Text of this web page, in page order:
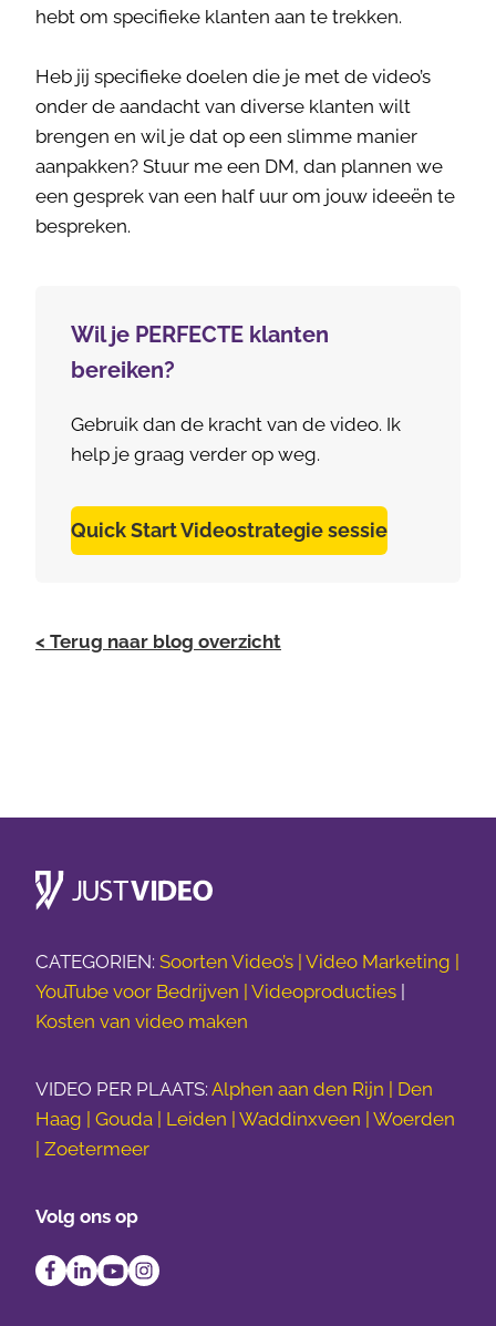
hebt om specifieke klanten aan te trekken.
Heb jij specifieke doelen die je met de video’s
onder de aandacht van diverse klanten wilt
brengen en wil je dat op een slimme manier
aanpakken? Stuur me een DM, dan plannen we
een gesprek van een half uur om jouw ideeën te
bespreken.
Wil je PERFECTE klanten
bereiken?
Gebruik dan de kracht van de video. Ik
help je graag verder op weg.
Quick Start Videostrategie sessie
< Terug naar blog overzicht
CATEGORIEN: Soorten Video’s | Video Marketing |
YouTube voor Bedrijven | Videoproducties
Kosten van video maken
VIDEO PER PLAATS: Alphen aan den Rijn | Den
Haag | Gouda | Leiden | Waddinxveen | Woerden
| Zoetermeer
Volg ons op